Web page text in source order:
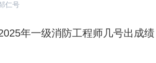
仁号
年一级消防工程师几号出成绩